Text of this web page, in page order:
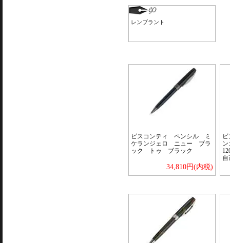
レンブラント
ビスコンティ ペンシル ミ
ケランジェロ ニュー ブラ
ック トゥ ブラック
34,810円(内税)
ン
自